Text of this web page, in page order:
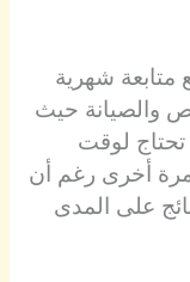
شهرية
والصيانة حيث
تحتاج لوقت
أخرى رغم أن
على المدى